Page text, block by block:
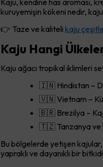
Kaju, kendine has aroması,
kuruyemişin kökeni nedir,
👉 Taze ve kaliteli kaju
Kaju Hangi
Kaju ağacı tropikal iklimleri
🇮🇳 Hindistan –
🇻🇳 Vietnam –
🇧🇷 Brezilya –
🇹🇿 Tanzanya ve
Bu bölgelerde yetişen
yapraklı ve dayanıklı bir